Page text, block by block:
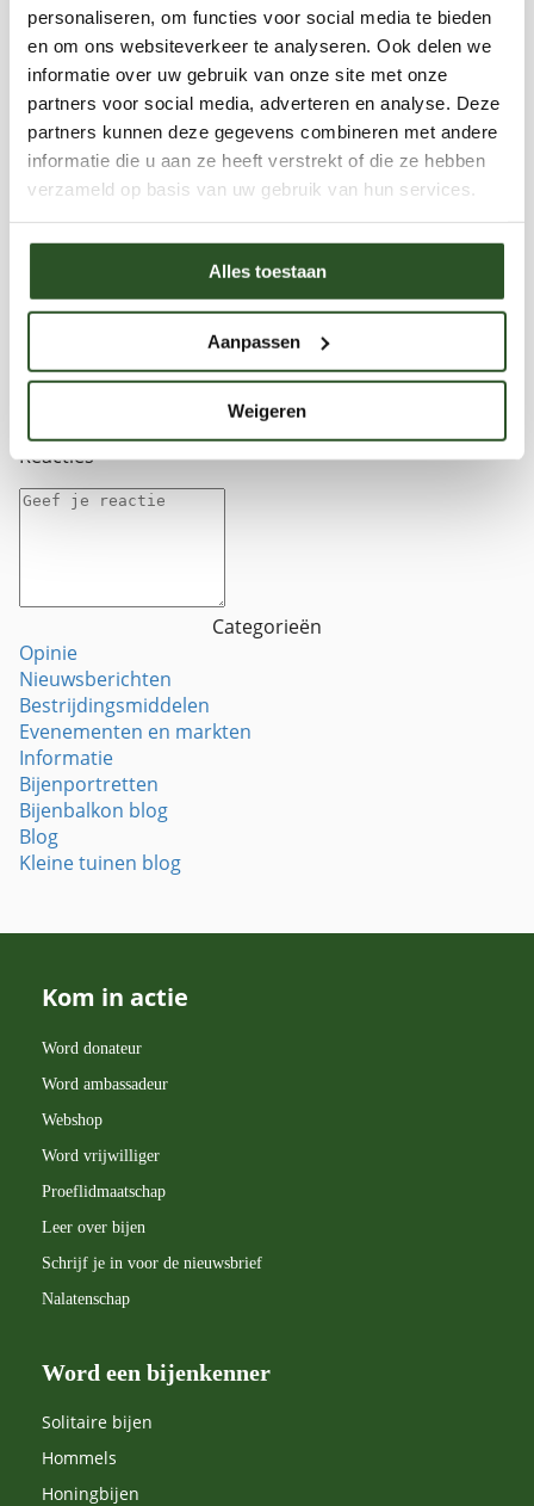
personaliseren, om functies voor social media te bieden
en om ons websiteverkeer te analyseren. Ook delen we
informatie over uw gebruik van onze site met onze
partners voor social media, adverteren en analyse. Deze
partners kunnen deze gegevens combineren met andere
informatie die u aan ze heeft verstrekt of die ze hebben
verzameld op basis van uw gebruik van hun services.
Alles toestaan
Aanpassen
Weigeren
Maxime Visser
30 artikelenBekijk profiel
Mijn naam is Maxime Visser en ik ben 29 jaar. Ik
ben als vrijwilliger bij de bijenstichting gestart
omdat ik zag dat tuinen steeds meer aan het
verstenen zijn. Zeker in de stad! Via de
bijenstichting wil ik graag mijn steentje bijdragen
om de bijen toch een handje te helpen. Met mijn
blogs en artikelen hoop ik dat jullie ook allemaal
een bijdrage kunnen leveren aan het helpen van
de bijen!
Reacties
Categorieën
Opinie
Nieuwsberichten
Bestrijdingsmiddelen
Evenementen en markten
Informatie
Bijenportretten
Bijenbalkon blog
Blog
Kleine tuinen blog
Kom in actie
Word donateur
Word ambassadeur
Webshop
Word vrijwilliger
Proeflidmaatschap
Leer over bijen
Schrijf je in voor de nieuwsbrief
Nalatenschap
Word een bijenkenner
Solitaire bijen
Hommels
Honingbijen